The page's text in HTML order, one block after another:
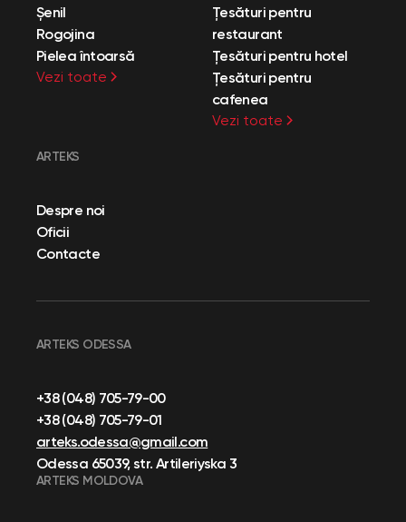
Șenil
Rogojina
Pielea întoarsă
Vezi toate
Țesături pentru
restaurant
Țesături pentru hotel
Țesături pentru
cafenea
Vezi toate
ARTEKS
Despre noi
Oficii
Contacte
ARTEKS ODESSA
+38 (048) 705-79-00
+38 (048) 705-79-01
arteks.odessa@gmail.com
Odessa 65039, str. Artileriyska 3
ARTEKS MOLDOVA